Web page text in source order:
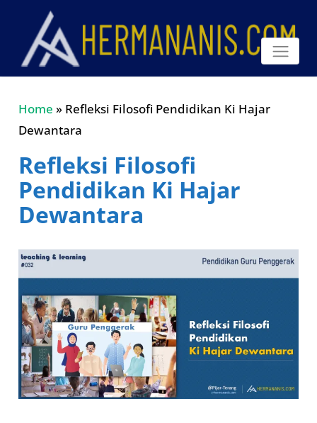
Home » Refleksi Filosofi Pendidikan Ki Hajar
Dewantara
Refleksi Filosofi
Pendidikan Ki Hajar
Dewantara